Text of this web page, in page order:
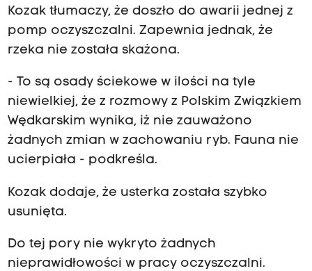
Kozak tłumaczy, że doszło do awarii jednej z
pomp oczyszczalni. Zapewnia jednak, że
rzeka nie została skażona.
- To są osady ściekowe w ilości na tyle
niewielkiej, że z rozmowy z Polskim Związkiem
Wędkarskim wynika, iż nie zauważono
żadnych zmian w zachowaniu ryb. Fauna nie
ucierpiała - podkreśla.
Kozak dodaje, że usterka została szybko
usunięta.
Do tej pory nie wykryto żadnych
nieprawidłowości w pracy oczyszczalni.